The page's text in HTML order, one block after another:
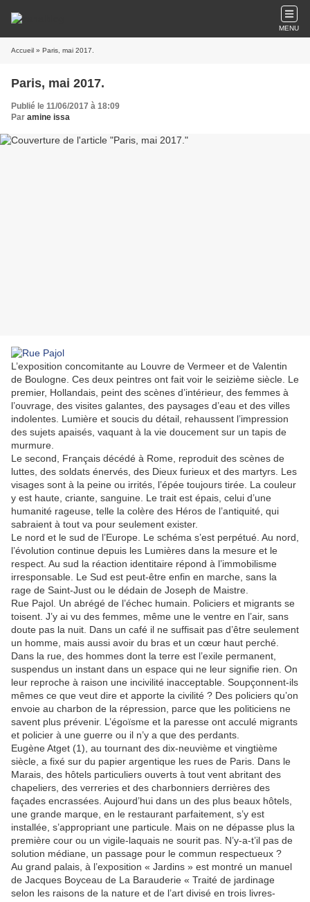
MENU
Accueil » Paris, mai 2017.
Paris, mai 2017.
Publié le 11/06/2017 à 18:09
Par amine issa
L’exposition concomitante au Louvre de Vermeer et de Valentin
de Boulogne. Ces deux peintres ont fait voir le seizième siècle. Le
premier, Hollandais, peint des scènes d’intérieur, des femmes à
l’ouvrage, des visites galantes, des paysages d’eau et des villes
indolentes. Lumière et soucis du détail, rehaussent l’impression
des sujets apaisés, vaquant à la vie doucement sur un tapis de
murmure.
Le second, Français décédé à Rome, reproduit des scènes de
luttes, des soldats énervés, des Dieux furieux et des martyrs. Les
visages sont à la peine ou irrités, l’épée toujours tirée. La couleur
y est haute, criante, sanguine. Le trait est épais, celui d’une
humanité rageuse, telle la colère des Héros de l’antiquité, qui
sabraient à tout va pour seulement exister.
Le nord et le sud de l’Europe. Le schéma s’est perpétué. Au nord,
l’évolution continue depuis les Lumières dans la mesure et le
respect. Au sud la réaction identitaire répond à l’immobilisme
irresponsable. Le Sud est peut-être enfin en marche, sans la
rage de Saint-Just ou le dédain de Joseph de Maistre.
Rue Pajol. Un abrégé de l’échec humain. Policiers et migrants se
toisent. J’y ai vu des femmes, même une le ventre en l’air, sans
doute pas la nuit. Dans un café il ne suffisait pas d’être seulement
un homme, mais aussi avoir du bras et un cœur haut perché.
Dans la rue, des hommes dont la terre est l’exile permanent,
suspendus un instant dans un espace qui ne leur signifie rien. On
leur reproche à raison une incivilité inacceptable. Soupçonnent-ils
mêmes ce que veut dire et apporte la civilité ? Des policiers qu’on
envoie au charbon de la répression, parce que les politiciens ne
savent plus prévenir. L’égoïsme et la paresse ont acculé migrants
et policier à une guerre ou il n’y a que des perdants.
Eugène Atget (1), au tournant des dix-neuvième et vingtième
siècle, a fixé sur du papier argentique les rues de Paris. Dans le
Marais, des hôtels particuliers ouverts à tout vent abritant des
chapeliers, des verreries et des charbonniers derrières des
façades encrassées. Aujourd’hui dans un des plus beaux hôtels,
une grande marque, en le restaurant parfaitement, s’y est
installée, s’appropriant une particule. Mais on ne dépasse plus la
première cour ou un vigile-laquais ne sourit pas. N’y-a-t’il pas de
solution médiane, un passage pour le commun respectueux ?
Au grand palais, à l’exposition « Jardins » est montré un manuel
de Jacques Boyceau de La Barauderie « Traité de jardinage
selon les raisons de la nature et de l’art divisé en trois livres-